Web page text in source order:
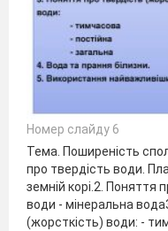
Номер слайду 6
Тема. Поширеність
про твердість води.
земній корі.2. Поняття
води - мінеральна
(жорсткість) води: -